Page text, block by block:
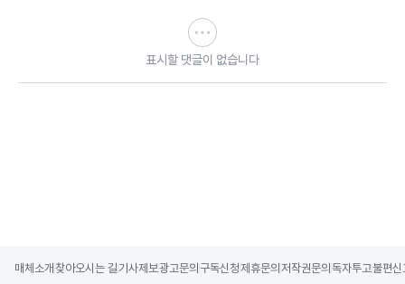
표시할 댓글이 없습니다
매체소개 찾아오시는 길기사제보광고문의 구독신청제휴문의 저작권문의 독자투고불편신